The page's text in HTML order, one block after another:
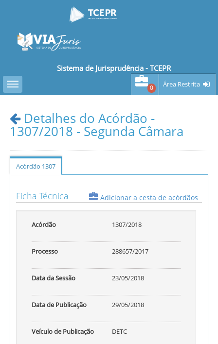
Sistema de Jurisprudência - TCEPR
Toggle sidebar
0 Área Restrita
Detalhes do Acórdão -
1307/2018 - Segunda Câmara
Acórdão 1307
Ficha Técnica Adicionar a cesta de acórdãos
Acórdão 1307/2018
Processo 288657/2017
Data da Sessão 23/05/2018
Data de Publicação 29/05/2018
Veículo de Publicação DETC